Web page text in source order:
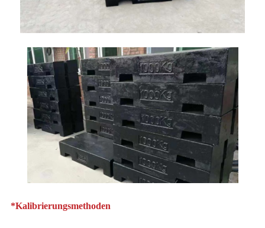
*Kalibrierungsmethoden